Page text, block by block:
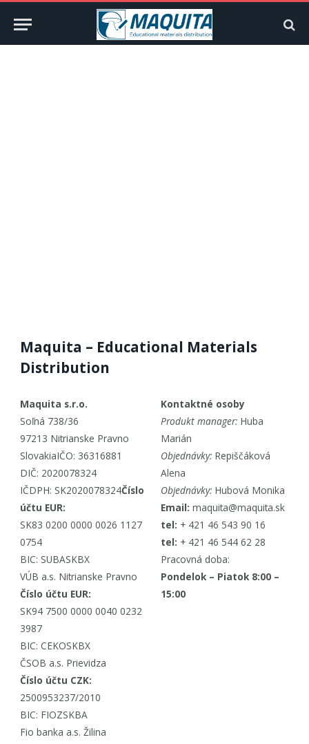
Maquita – Educational Materials
Distribution
Maquita s.r.o.
Soľná 738/36
97213 Nitrianske Pravno
SlovakiaIČO: 36316881
DIČ: 2020078324
IČDPH: SK2020078324Číslo
účtu EUR:
SK83 0200 0000 0026 1127
0754
BIC: SUBASKBX
VÚB a.s. Nitrianske Pravno
Číslo účtu EUR:
SK94 7500 0000 0040 0232
3987
BIC: CEKOSKBX
ČSOB a.s. Prievidza
Číslo účtu CZK:
2500953237/2010
BIC: FIOZSKBA
Fio banka a.s. Žilina
Kontaktné osoby
Produkt manager: Huba
Marián
Objednávky: Repiščáková
Alena
Objednávky: Hubová Monika
Email: maquita@maquita.sk
tel: + 421 46 543 90 16
tel: + 421 46 544 62 28
Pracovná doba:
Pondelok – Piatok 8:00 –
15:00